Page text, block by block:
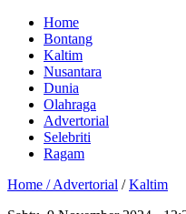
Home
Bontang
Kaltim
Nusantara
Dunia
Olahraga
Advertorial
Selebriti
Ragam
Home /Advertorial /Kaltim